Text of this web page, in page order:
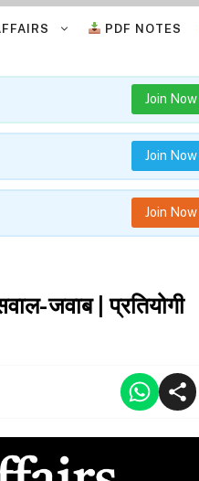
PDF NOTES
Join Now
Join Now
Join Now
जवाब | प्रतियोगी